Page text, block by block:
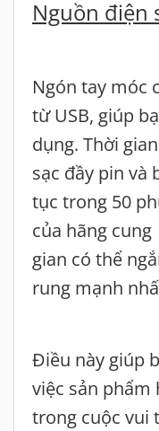
Nguồn điện
Ngón tay móc
từ USB, giúp
dụng. Thời
sạc đầy pin và
tục trong 50
của hãng
gian có thể
rung mạnh
Điều này giúp
việc sản phẩm
trong cuộc vui